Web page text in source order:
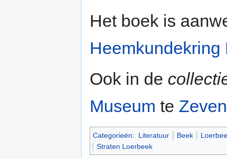
Het boek is
Heemkundekring
Ook in de
Museum te
Categorieën: Literatuur Beek
Straten Loerbeek